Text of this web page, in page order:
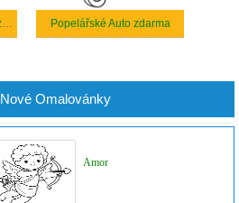
Popelářské Auto zdarma základní Popelářské Auto zdarma
Nové Omalovánky
Amor